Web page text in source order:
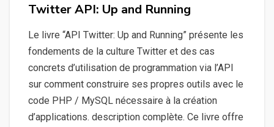
Twitter API: Up and Running
Le livre “API Twitter: Up and Running” présente les
fondements de la culture Twitter et des cas
concrets d’utilisation de programmation via l’API
sur comment construire ses propres outils avec le
code PHP / MySQL nécessaire à la création
d’applications. description complète. Ce livre offre